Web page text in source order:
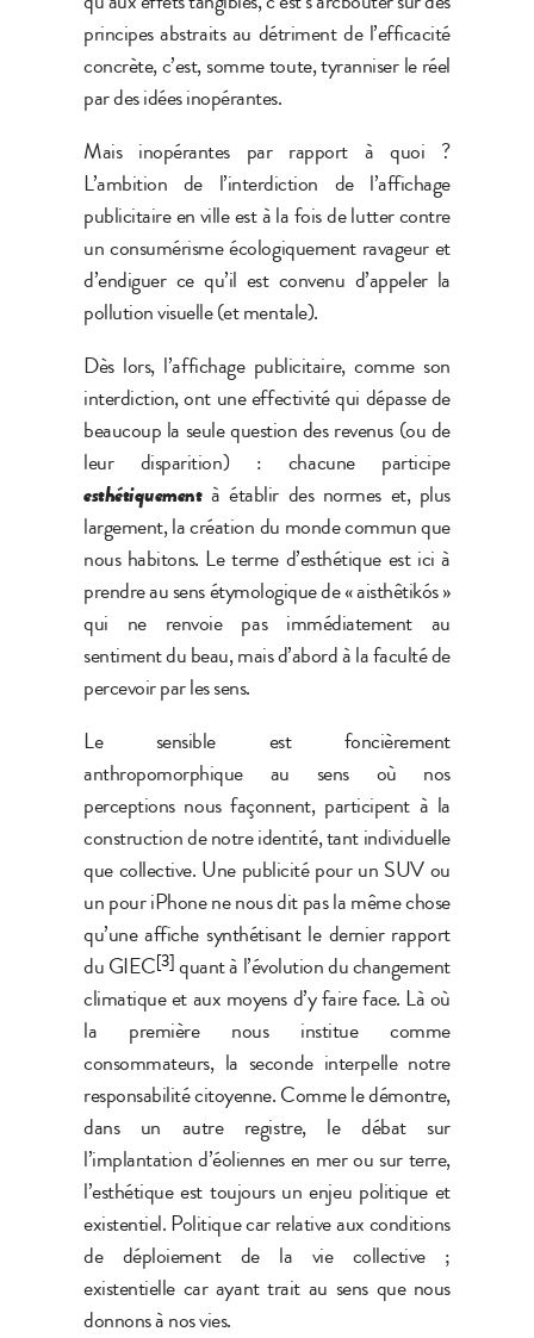
principes abstraits au détriment de l’efficacité
concrète, c’est, somme toute, tyranniser le réel
par des idées inopérantes.
Mais inopérantes par rapport à quoi ?
L’ambition de l’interdiction de l’affichage
publicitaire en ville est à la fois de lutter contre
un consumérisme écologiquement ravageur et
d’endiguer ce qu’il est convenu d’appeler la
pollution visuelle (et mentale).
Dès lors, l’affichage publicitaire, comme son
interdiction, ont une effectivité qui dépasse de
beaucoup la seule question des revenus (ou de
leur disparition) : chacune participe
esthétiquementà établir des normes et, plus
largement, la création du monde commun que
nous habitons. Le terme d’esthétique est ici à
prendre au sens étymologique de « aisthêtikós »
qui ne renvoie pas immédiatement au
sentiment du beau, mais d’abord à la faculté de
percevoir par les sens.
Le sensible est foncièrement
anthropomorphique au sens où nos
perceptions nous façonnent, participent à la
construction de notre identité, tant individuelle
que collective. Une publicité pour un SUV ou
un pour iPhone ne nous dit pas la même chose
qu’une affiche synthétisant le dernier rapport
du GIEC[3] quant à l’évolution du changement
climatique et aux moyens d’y faire face. Là où
la première nous institue comme
consommateurs, la seconde interpelle notre
responsabilité citoyenne. Comme le démontre,
dans un autre registre, le débat sur
l’implantation d’éoliennes en mer ou sur terre,
l’esthétique est toujours un enjeu politique et
existentiel. Politique car relative aux conditions
de déploiement de la vie collective ;
existentielle car ayant trait au sens que nous
donnons à nos vies.